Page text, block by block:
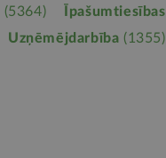
(5364) Īpašumtiesības
Uzņēmējdarbība (1355)